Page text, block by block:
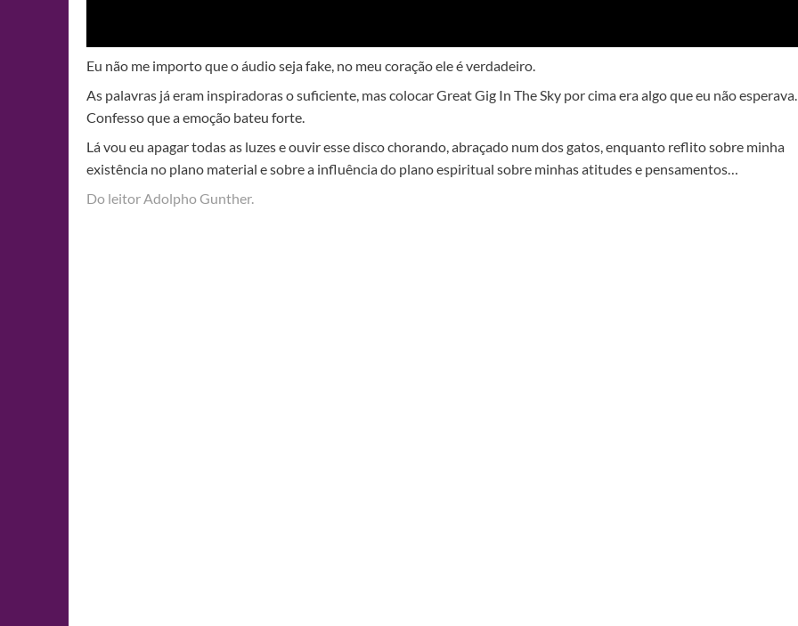
Eu não me importo que o áudio seja fake, no meu coração ele é verdadeiro.
As palavras já eram inspiradoras o suficiente, mas colocar Great Gig In The Sky por cima era algo que eu não esperava.
Confesso que a emoção bateu forte.
Lá vou eu apagar todas as luzes e ouvir esse disco chorando, abraçado num dos gatos, enquanto reflito sobre minha
existência no plano material e sobre a influência do plano espiritual sobre minhas atitudes e pensamentos…
Do leitor Adolpho Gunther.